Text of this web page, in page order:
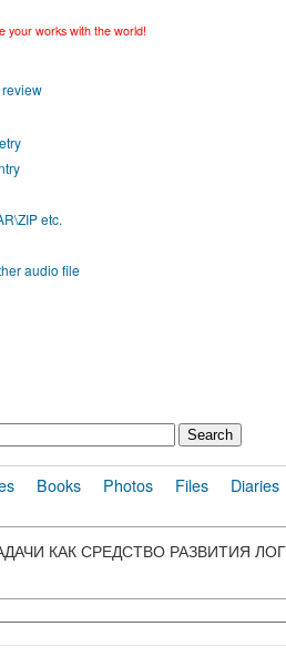
your works with the world!
etc.
audio file
Books Photos Files Diaries
КАК СРЕДСТВО РАЗВИТИЯ